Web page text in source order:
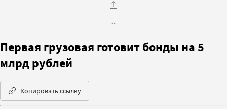
Первая грузовая готовит бонды на 5
млрд рублей
Копировать ссылку